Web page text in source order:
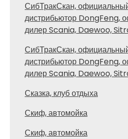
СибТракСкан,
дистрибьютор DongFeng,
дилер Scania, Daewoo,
СибТракСкан,
дистрибьютор DongFeng,
дилер Scania, Daewoo,
Сказка, клуб отдыха
Скиф, автомойка
Скиф, автомойка